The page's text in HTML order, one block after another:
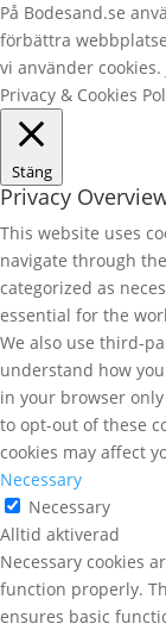
På Bodesand.se
förbättra
vi använder cookies.
Privacy & Cookies
Stäng
Privacy
This website uses
navigate through
categorized as
essential for the
We also use third-
understand how
in your browser
to opt-out of these
cookies may affect
Necessary
Necessary
Alltid aktiverad
Necessary cookies
function properly.
ensures basic